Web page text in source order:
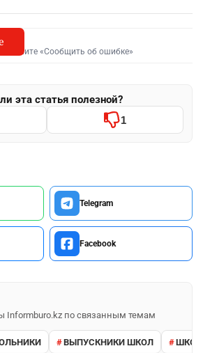
нажмите «Сообщить об ошибке»
эта статья полезной?
1
Telegram
Facebook
Informburo.kz по связанным темам
ВЫПУСКНИКИ ШКОЛ